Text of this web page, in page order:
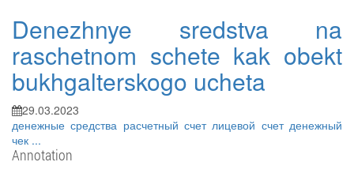
Denezhnye sredstva na
raschetnom schete kak obekt
bukhgalterskogo ucheta
29.03.2023
денежные средства расчетный счетлицевой счетденежный
чек ...
Annotation